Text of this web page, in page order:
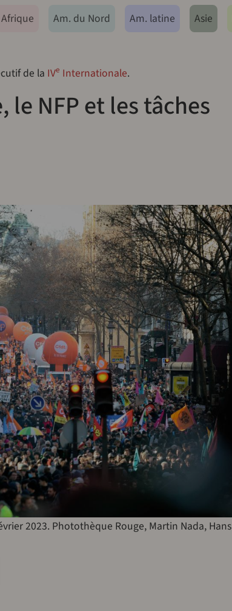
Afrique Am. du Nord Am. latine Asie
de la IVe Internationale.
le NFP et les tâches
2023. Photothèque Rouge, Martin Nada, Hans